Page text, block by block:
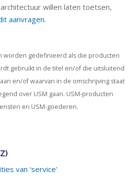
willen laten toetsen,
aanvragen.
worden gedefinieerd als die producten
gebruikt in de titel en/of die uitsluitend
en/of waarvan in de omschrijving staat
over USM gaan. USM-producten
en USM-goederen.
van ‘service’